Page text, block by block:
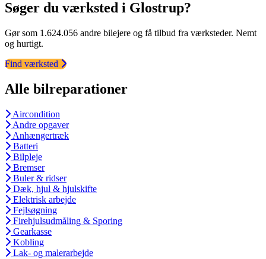
Søger du værksted i Glostrup?
Gør som 1.624.056 andre bilejere og få tilbud fra værksteder. Nemt
og hurtigt.
Find værksted
Alle bilreparationer
Aircondition
Andre opgaver
Anhængertræk
Batteri
Bilpleje
Bremser
Buler & ridser
Dæk, hjul & hjulskifte
Elektrisk arbejde
Fejlsøgning
Firehjulsudmåling & Sporing
Gearkasse
Kobling
Lak- og malerarbejde